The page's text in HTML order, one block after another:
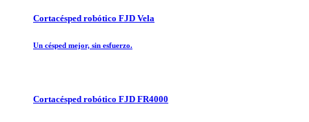
Cortacésped robótico FJD Vela
Un césped mejor, sin esfuerzo.
Cortacésped robótico FJD FR4000